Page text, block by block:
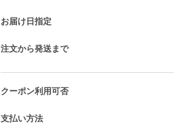
お届け日指定
注文から発送まで
クーポン利用可否
支払い方法